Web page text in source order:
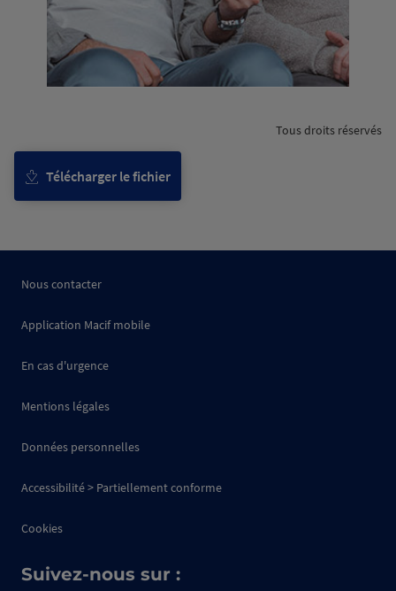
Télécharger le fichier
Tous droits réservés
Nous contacter
Application Macif mobile
En cas d'urgence
Mentions légales
Données personnelles
Accessibilité > Partiellement conforme
Cookies
Suivez-nous sur :